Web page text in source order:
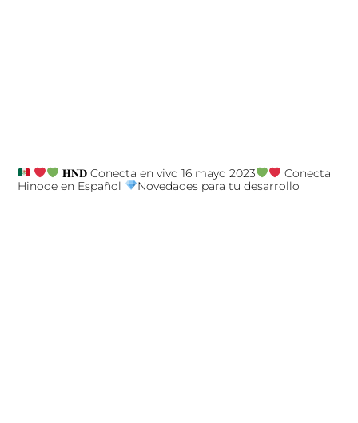
𝐇𝐍𝐃 Conecta en vivo 16 mayo 2023
Conecta
Hinode en Español
Novedades para tu desarrollo